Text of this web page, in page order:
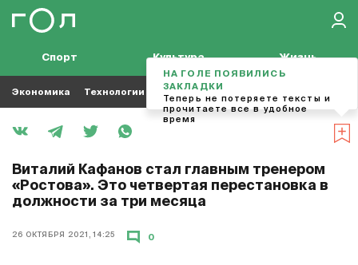
Спорт Культура Жизнь
Экономика Технологии Кино Футбол
Виталий Кафанов стал главным тренером
«Ростова». Это четвертая перестановка в
должности за три месяца
26 ОКТЯБРЯ 2021, 14:25 0
НА ГОЛЕ ПОЯВИЛИСЬ
ЗАКЛАДКИ
Теперь не потеряете тексты и
прочитаете все в удобное
время